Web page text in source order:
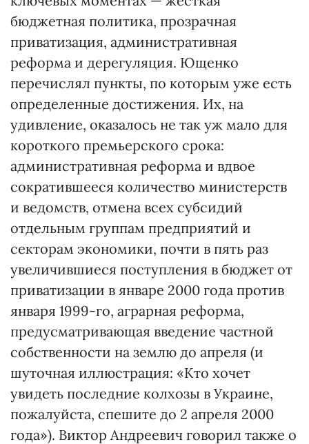
бюджетная политика, прозрачная
приватизация, административная
реформа и дерегуляция. Ющенко
перечислял пункты, по которым уже есть
определенные достижения. Их, на
удивление, оказалось не так уж мало для
короткого премьерского срока:
административная реформа и вдвое
сократившееся количество министерств
и ведомств, отмена всех субсидий
отдельным группам предприятий и
секторам экономики, почти в пять раз
увеличившиеся поступления в бюджет от
приватизации в январе 2000 года против
января 1999-го, аграрная реформа,
предусматривающая введение частной
собственности на землю до апреля (и
шуточная иллюстрация: «Кто хочет
увидеть последние колхозы в Украине,
пожалуйста, спешите до 2 апреля 2000
года»). Виктор Андреевич говорил также о